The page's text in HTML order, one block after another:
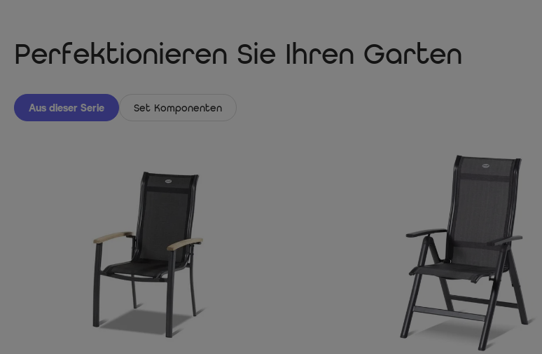
Perfektionieren Sie Ihren Garten
Aus dieser Serie Set Komponenten